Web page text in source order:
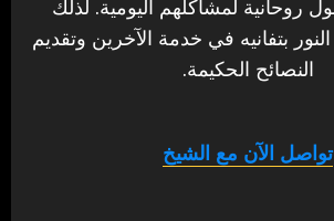
روحانية لمشاكلهم اليومية. لذلك
بتفانيه في خدمة الآخرين وتقديم
النصائح الحكيمة.
تواصل الآن مع الشيخ